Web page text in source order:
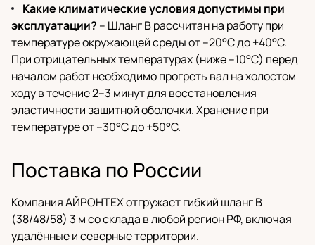
Какие климатические условия допустимы при
эксплуатации? – Шланг B рассчитан на работу при
температуре окружающей среды от –20°C до +40°C.
При отрицательных температурах (ниже –10°C) перед
началом работ необходимо прогреть вал на холостом
ходу в течение 2–3 минут для восстановления
эластичности защитной оболочки. Хранение при
температуре от –30°C до +50°C.
Поставка по России
Компания АЙРОНТЕХ отгружает гибкий шланг B
(38/48/58) 3 м со склада в любой регион РФ, включая
удалённые и северные территории.